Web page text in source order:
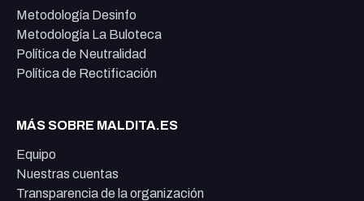
Metodología Desinfo
Metodología La Buloteca
Política de Neutralidad
Política de Rectificación
MÁS SOBRE MALDITA.ES
Equipo
Nuestras cuentas
Transparencia de la organización